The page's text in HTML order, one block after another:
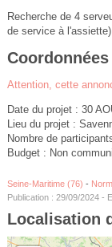
Recherche de 4
de service à l'assiette)
Attention, cette
Date du projet : 30
Lieu du projet :
Nombre de
Budget : Non
Seine-Maritime (76) -
Publication : 29/09/2024 -
Localisation